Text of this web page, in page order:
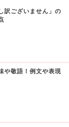
訳ございません」の
や敬語！例文や表現